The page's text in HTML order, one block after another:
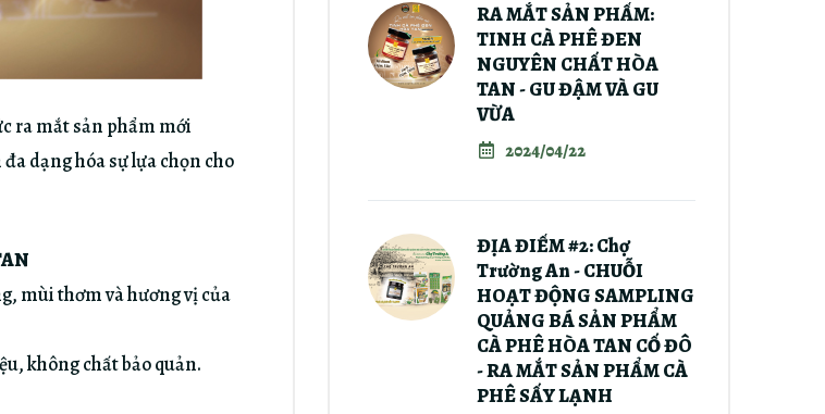
ra mắt sản phẩm mới
dạng hóa sự lựa chọn cho
mùi thơm và hương vị của
không chất bảo quản.
RA MẮT SẢN PHẨM:
TINH CÀ PHÊ ĐEN
NGUYÊN CHẤT HÒA
TAN - GU ĐẬM VÀ GU
VỪA
2024/04/22
ĐỊA ĐIỂM #2: Chợ
Trường An - CHUỖI
HOẠT ĐỘNG SAMPLING
QUẢNG BÁ SẢN PHẨM
CÀ PHÊ HÒA TAN CỐ ĐÔ
- RA MẮT SẢN PHẨM CÀ
PHÊ SẤY LẠNH